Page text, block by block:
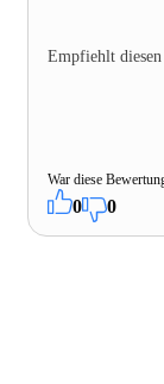
Empfiehlt
War diese
0 0